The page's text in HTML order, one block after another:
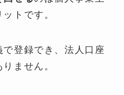
トです。
登録でき、法人口座
ません。